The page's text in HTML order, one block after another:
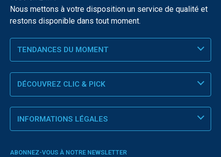
Nous mettons à votre disposition un service de qualité et
restons disponible dans tout moment.
TENDANCES DU MOMENT
DÉCOUVREZ CLIC & PICK
INFORMATIONS LÉGALES
ABONNEZ-VOUS À NOTRE NEWSLETTER